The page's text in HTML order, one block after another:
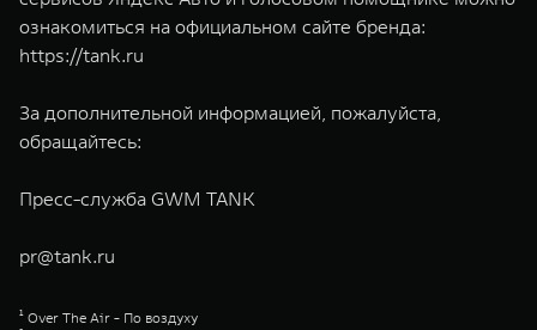
ознакомиться на официальном сайте бренда:
https://tank.ru
За дополнительной информацией, пожалуйста,
обращайтесь:
Пресс-служба GWM TANK
pr@tank.ru
¹ Over The Air - По воздуху